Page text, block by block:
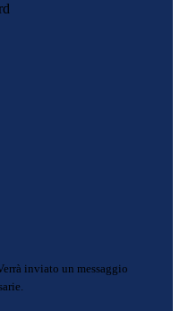
inviato un messaggio